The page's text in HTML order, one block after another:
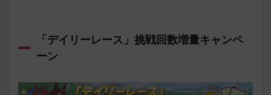
「デイリーレース」挑戦回数増量キャンペ
ーン